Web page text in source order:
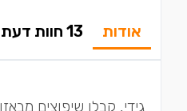
אודות 13 חוות דעת